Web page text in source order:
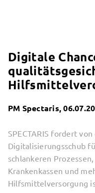
Digitale
PM Spectaris,
SPECTARIS fordert
Digitalisierungsschub
schlankeren
Krankenkassen und
Hilfsmittelversorgung